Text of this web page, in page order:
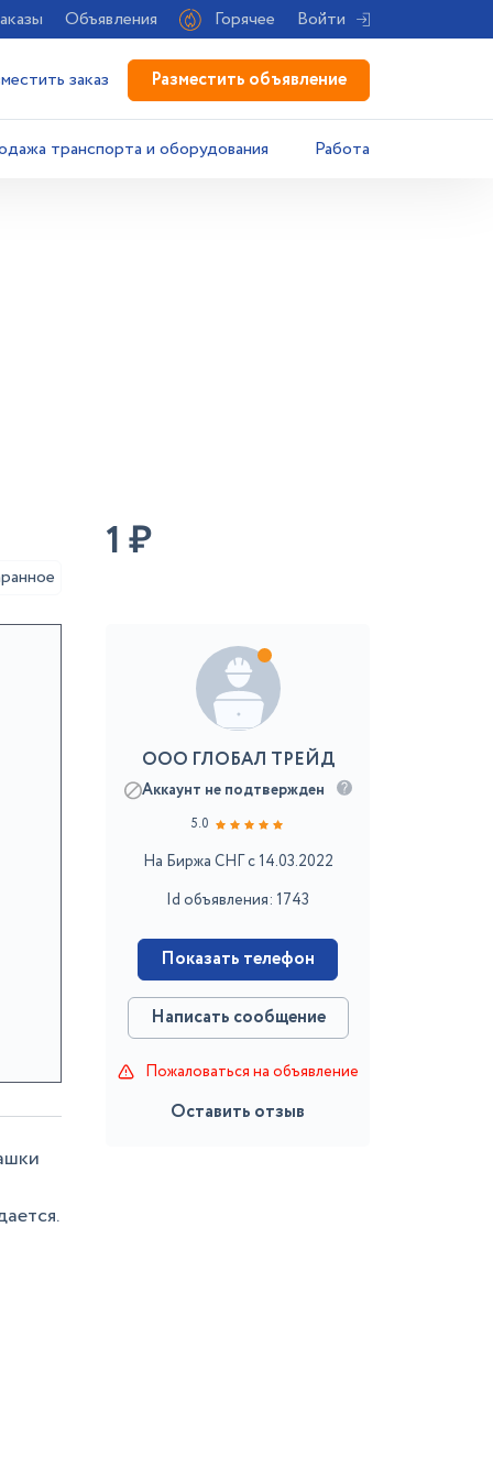
Объявления Горячее Войти
заказ Разместить объявление
транспорта и оборудования Работа
1₽
ООО ГЛОБАЛ ТРЕЙД
Аккаунт не подтвержден
5.0
На Биржа СНГ с 14.03.2022
Id объявления: 1743
Показать телефон
Написать сообщение
Пожаловаться на объявление
Оставить отзыв